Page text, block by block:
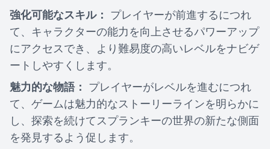
強化可能なスキル：
プレイヤーが前進するにつれ
て、キャラクターの能力を向上させるパワーアップ
にアクセスでき、より難易度の高いレベルをナビゲ
ートしやすくします。
魅力的な物語：
プレイヤーがレベルを進むにつれ
て、ゲームは魅力的なストーリーラインを明らかに
し、探索を続けてスプランキーの世界の新たな側面
を発見するよう促します。